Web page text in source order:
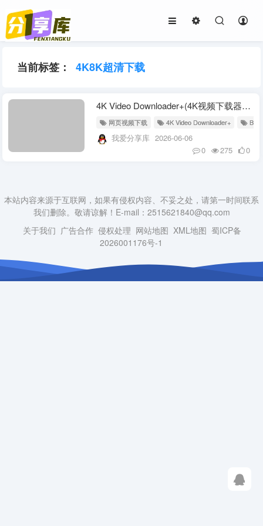
当前标签： 4K8K超清下载
4K Video Downloader+(4K视频下载器) v26.1.4.0367 多语便携版
网页视频下载 4K Video Downloader+ B站
我爱分享库 2026-06-06
0
275 0
本站内容来源于互联网，如果有侵权内容、不妥之处，请第一时间联系
我们删除。敬请谅解！E-mail：2515621840@qq.com
关于我们 广告合作 侵权处理 网站地图 XML地图 蜀ICP备
2026001176号-1